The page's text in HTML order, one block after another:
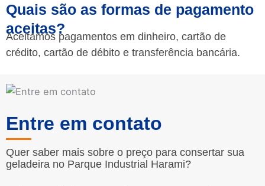
Quais são as formas de pagamento
aceitas?
Aceitamos pagamentos em dinheiro, cartão de
crédito, cartão de débito e transferência bancária.
Entre em contato
Quer saber mais sobre o preço para consertar sua
geladeira no Parque Industrial Harami?